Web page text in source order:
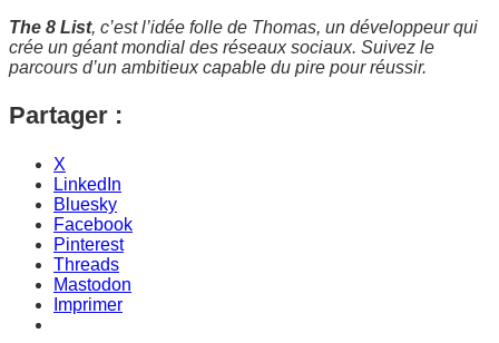
The 8 List, c’est l’idée folle de Thomas, un développeur qui
crée un géant mondial des réseaux sociaux. Suivez le
parcours d’un ambitieux capable du pire pour réussir.
Partager :
X
LinkedIn
Bluesky
Facebook
Pinterest
Threads
Mastodon
Imprimer